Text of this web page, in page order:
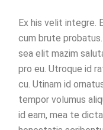
Ex his velit integre.
cum brute
sea elit mazim
pro eu. Utroque id
cu. Utinam id
tempor volumus
id eam, mea te